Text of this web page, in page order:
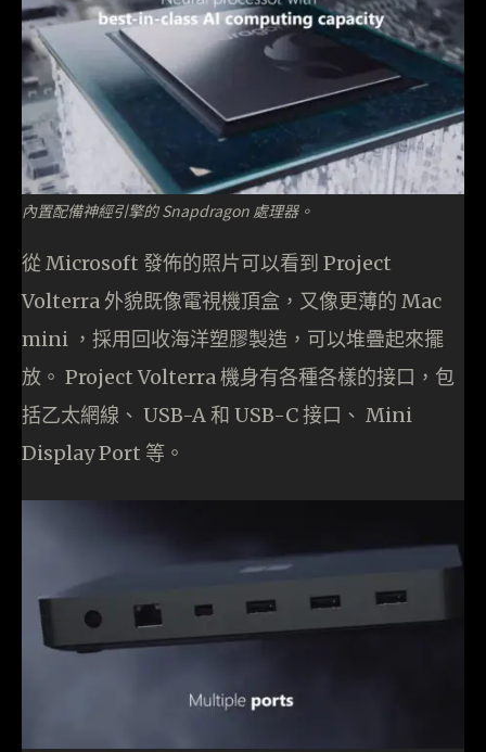
內置配備神經引擎的 Snapdragon 處理器。
從 Microsoft 發佈的照片可以看到 Project
Volterra 外貌既像電視機頂盒，又像更薄的 Mac
mini ，採用回收海洋塑膠製造，可以堆疊起來擺
放。 Project Volterra 機身有各種各樣的接口，包
括乙太網線、 USB-A 和 USB-C 接口、 Mini
Display Port 等。